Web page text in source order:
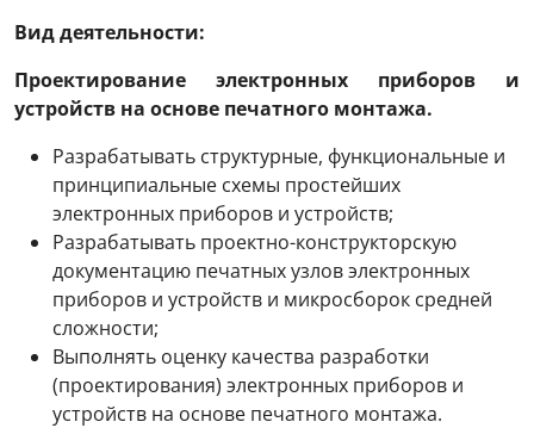
Вид деятельности:
Проектирование электронных приборов и
устройств на основе печатного монтажа.
Разрабатывать структурные, функциональные и
принципиальные схемы простейших
электронных приборов и устройств;
Разрабатывать проектно-конструкторскую
документацию печатных узлов электронных
приборов и устройств и микросборок средней
сложности;
Выполнять оценку качества разработки
(проектирования) электронных приборов и
устройств на основе печатного монтажа.